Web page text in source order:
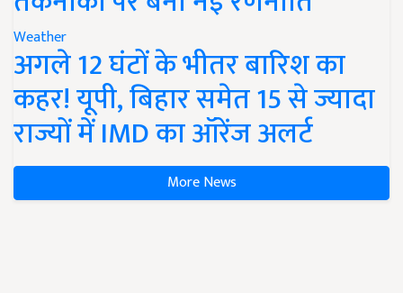
Weather
अगले 12 घंटों के भीतर बारिश का
कहर! यूपी, बिहार समेत 15 से ज्यादा
राज्यों में IMD का ऑरेंज अलर्ट
More News